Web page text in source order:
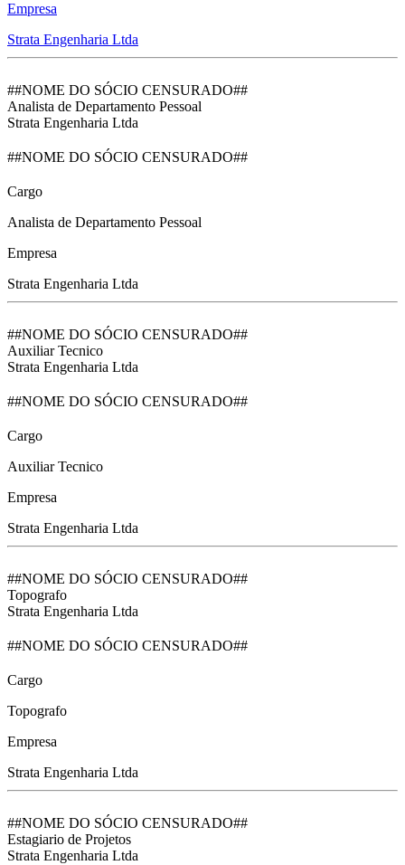
Empresa
Strata Engenharia Ltda
##NOME DO SÓCIO CENSURADO##
Analista de Departamento Pessoal
Strata Engenharia Ltda
##NOME DO SÓCIO CENSURADO##
Cargo
Analista de Departamento Pessoal
Empresa
Strata Engenharia Ltda
##NOME DO SÓCIO CENSURADO##
Auxiliar Tecnico
Strata Engenharia Ltda
##NOME DO SÓCIO CENSURADO##
Cargo
Auxiliar Tecnico
Empresa
Strata Engenharia Ltda
##NOME DO SÓCIO CENSURADO##
Topografo
Strata Engenharia Ltda
##NOME DO SÓCIO CENSURADO##
Cargo
Topografo
Empresa
Strata Engenharia Ltda
##NOME DO SÓCIO CENSURADO##
Estagiario de Projetos
Strata Engenharia Ltda